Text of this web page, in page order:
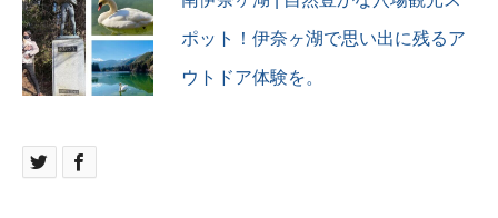
ポット！伊奈ヶ湖で思い出に残るア
ウトドア体験を。